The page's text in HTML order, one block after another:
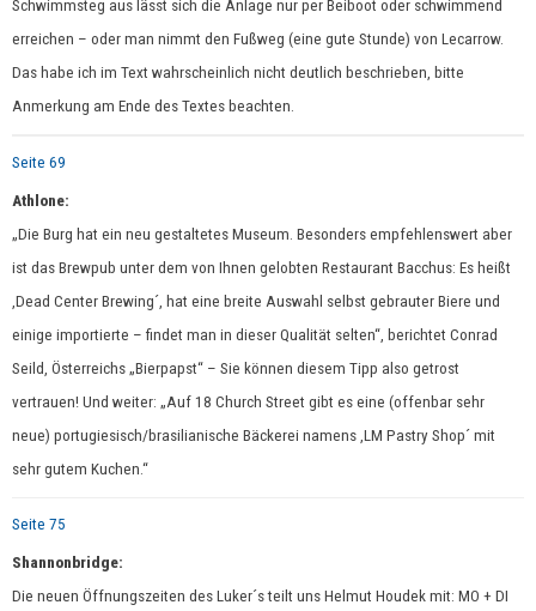
Schwimmsteg aus lässt sich die Anlage nur per Beiboot oder schwimmend
erreichen – oder man nimmt den Fußweg (eine gute Stunde) von Lecarrow.
Das habe ich im Text wahrscheinlich nicht deutlich beschrieben, bitte
Anmerkung am Ende des Textes beachten.
Seite 69
Athlone:
„Die Burg hat ein neu gestaltetes Museum. Besonders empfehlenswert aber
ist das Brewpub unter dem von Ihnen gelobten Restaurant Bacchus: Es heißt
,Dead Center Brewing´, hat eine breite Auswahl selbst gebrauter Biere und
einige importierte – findet man in dieser Qualität selten“, berichtet Conrad
Seild, Österreichs „Bierpapst“ – Sie können diesem Tipp also getrost
vertrauen! Und weiter: „Auf 18 Church Street gibt es eine (offenbar sehr
neue) portugiesisch/brasilianische Bäckerei namens ,LM Pastry Shop´ mit
sehr gutem Kuchen.“
Seite 75
Shannonbridge:
Die neuen Öffnungszeiten des Luker´s teilt uns Helmut Houdek mit: MO + DI